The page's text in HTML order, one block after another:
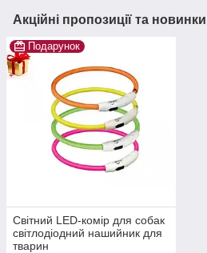
Акційні пропозиції та новинки
Подарунок
Світний LED-комір для собак
світлодіодний нашийник для
тварин